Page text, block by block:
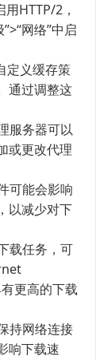
HTTP/2，
网络”中启
定义缓存策
通过调整这
服务器可以
或更改代理
可能会影响
以减少对下
载任务，可
更高的下载
持网络连接
响下载速